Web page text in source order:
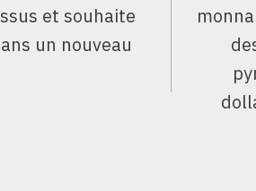
et souhaite
un nouveau